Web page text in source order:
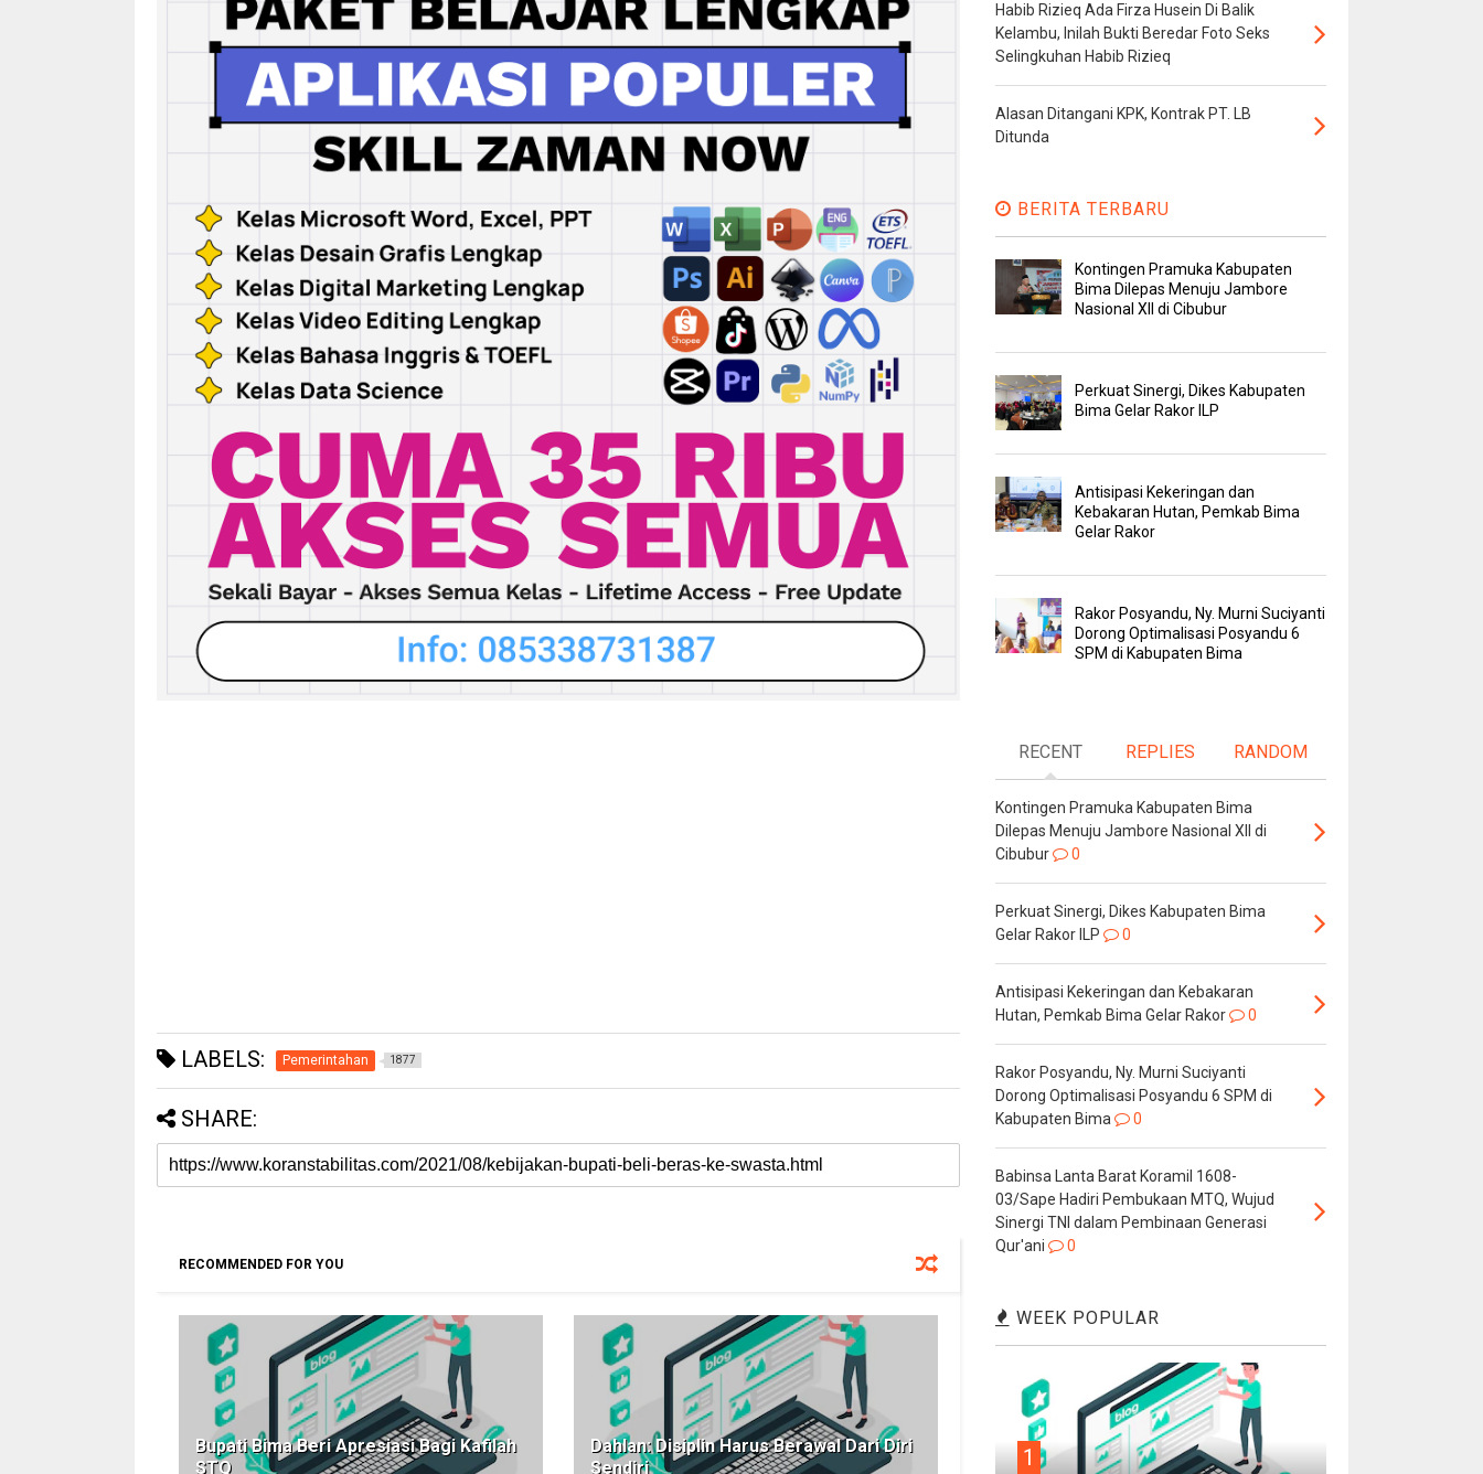
LABELS: Pemerintahan 1877
SHARE:
RECOMMENDED FOR YOU
Bupati Bima Beri Apresiasi Bagi Kafilah
STQ
Dahlan: Disiplin Harus Berawal Dari Diri
Sendiri
Habib Rizieq Ada Firza Husein Di Balik
Kelambu, Inilah Bukti Beredar Foto Seks
Selingkuhan Habib Rizieq
Alasan Ditangani KPK, Kontrak PT. LB
Ditunda
BERITA TERBARU
Kontingen Pramuka Kabupaten
Bima Dilepas Menuju Jambore
Nasional XII di Cibubur
Perkuat Sinergi, Dikes Kabupaten
Bima Gelar Rakor ILP
Antisipasi Kekeringan dan
Kebakaran Hutan, Pemkab Bima
Gelar Rakor
Rakor Posyandu, Ny. Murni Suciyanti
Dorong Optimalisasi Posyandu 6
SPM di Kabupaten Bima
RECENT REPLIES RANDOM
Kontingen Pramuka Kabupaten Bima
Dilepas Menuju Jambore Nasional XII di
Cibubur
0
Perkuat Sinergi, Dikes Kabupaten Bima
Gelar Rakor ILP
0
Antisipasi Kekeringan dan Kebakaran
Hutan, Pemkab Bima Gelar Rakor
0
Rakor Posyandu, Ny. Murni Suciyanti
Dorong Optimalisasi Posyandu 6 SPM di
Kabupaten Bima
0
Babinsa Lanta Barat Koramil 1608-
03/Sape Hadiri Pembukaan MTQ, Wujud
Sinergi TNI dalam Pembinaan Generasi
Qur'ani
0
WEEK POPULAR
1